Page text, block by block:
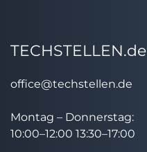
TECHSTELLEN.de
office@techstellen.de
Montag – Donnerstag:
10:00–12:00 13:30–17:00